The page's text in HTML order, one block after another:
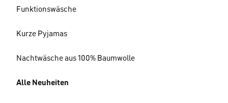
Funktionswäsche
Kurze Pyjamas
Nachtwäsche aus 100% Baumwolle
Alle Neuheiten